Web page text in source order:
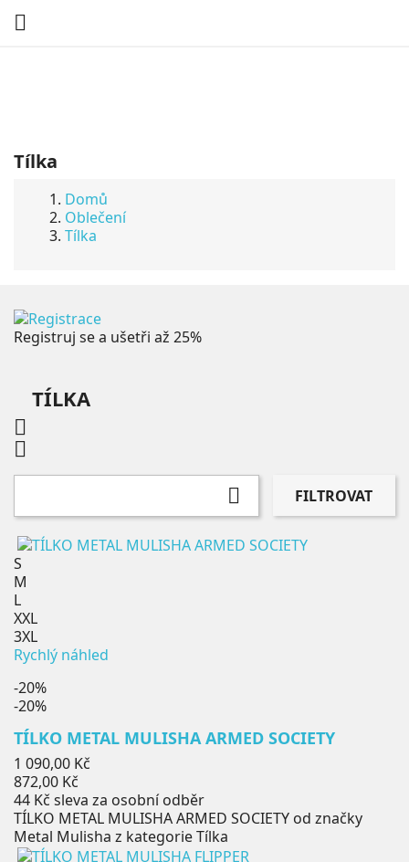

Tílka
Domů
Oblečení
Tílka
Registruj se a ušetři až 25%
TÍLKA



FILTROVAT
S
M
L
XXL
3XL
Rychlý náhled
-20%
-20%
TÍLKO METAL MULISHA ARMED SOCIETY
Běžná
cena
1 090,00 Kč
Cena
872,00 Kč
44 Kč sleva za osobní odběr
TÍLKO METAL MULISHA ARMED SOCIETY od značky
Metal Mulisha z kategorie Tílka